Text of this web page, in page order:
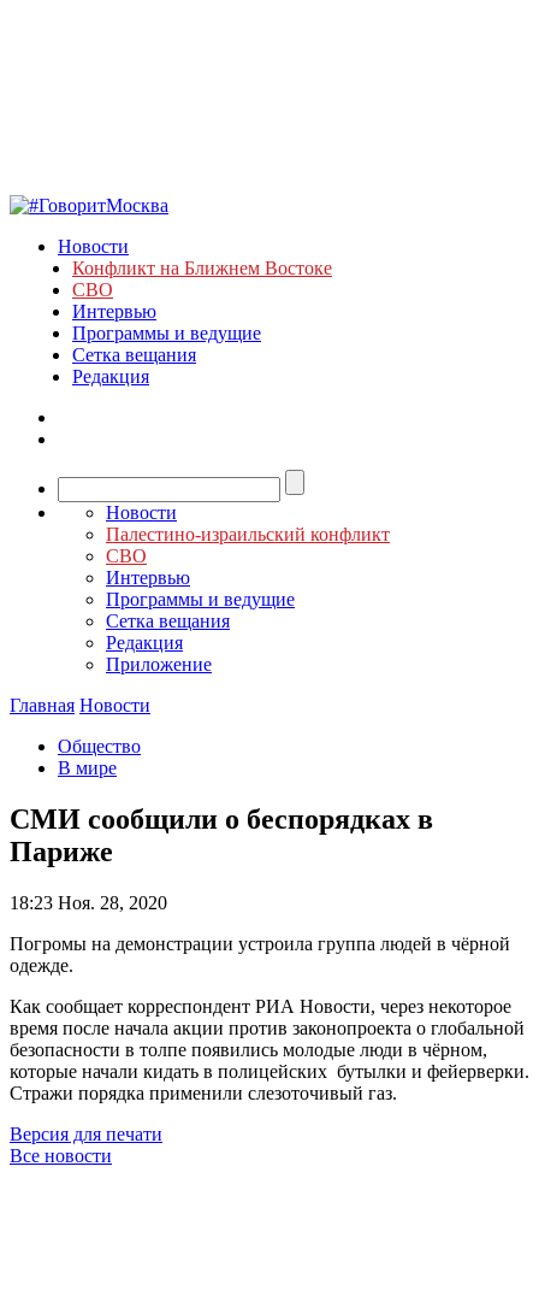
Новости
Конфликт на Ближнем Востоке
СВО
Интервью
Программы и ведущие
Сетка вещания
Редакция
Новости
Палестино-израильский конфликт
СВО
Интервью
Программы и ведущие
Сетка вещания
Редакция
Приложение
Главная Новости
Общество
В мире
СМИ сообщили о беспорядках в
Париже
18:23 Ноя. 28, 2020
Погромы на демонстрации устроила группа людей в чёрной
одежде.
Как сообщает корреспондент РИА Новости, через некоторое
время после начала акции против законопроекта о глобальной
безопасности в толпе появились молодые люди в чёрном,
которые начали кидать в полицейских бутылки и фейерверки.
Стражи порядка применили слезоточивый газ.
Версия для печати
Все новости